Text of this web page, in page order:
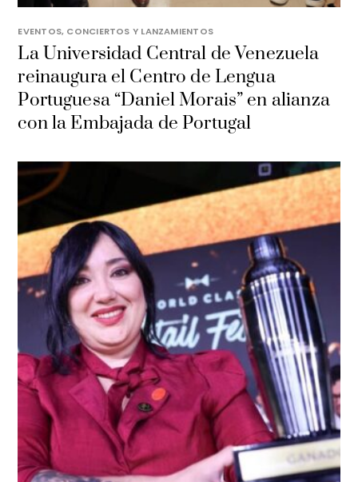
EVENTOS, CONCIERTOS Y LANZAMIENTOS
La Universidad Central de Venezuela
reinaugura el Centro de Lengua
Portuguesa “Daniel Morais” en alianza
con la Embajada de Portugal